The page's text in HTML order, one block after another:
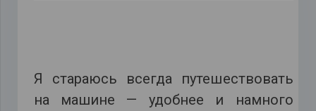
Я стараюсь всегда путешествовать
на машине — удобнее и намного